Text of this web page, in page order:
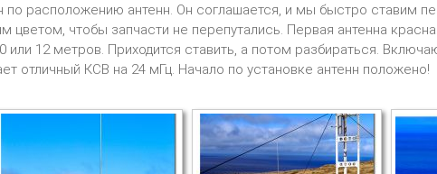
по расположению антенн. Он соглашается, и мы быстро ставим
чтобы запчасти не перепутались. Первая антенна
или 12 метров. Приходится ставить, а потом разбираться.
отличный КСВ на 24 мГц. Начало по установке антенн положено!